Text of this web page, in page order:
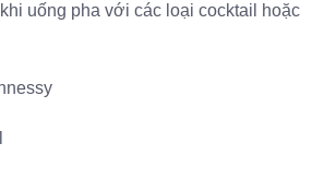
uống pha với các loại cocktail hoặc